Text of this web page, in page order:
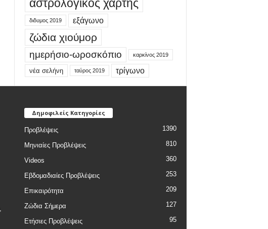
αστρολογικός χάρτης
διδυμος 2019 εξάγωνο
ζώδια χιούμορ
ημερήσιο-ωροσκόπιο καρκίνος 2019
νέα σελήνη ταύρος 2019 τρίγωνο
Δημοφιλείς Κατηγορίες
Προβλέψεις 1390
Μηνιαίες Προβλέψεις 810
Videos 360
Εβδομαδιαίες Προβλέψεις 253
Επικαιρότητα 209
Ζώδια Σήμερα 127
Ετήσιες Προβλέψεις 95